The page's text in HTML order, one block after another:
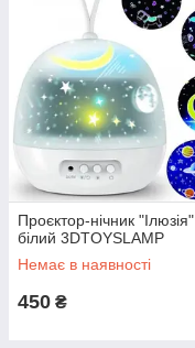
Проєктор-нічник "Ілюзія"
білий 3DTOYSLAMP
Немає в наявності
450 ₴